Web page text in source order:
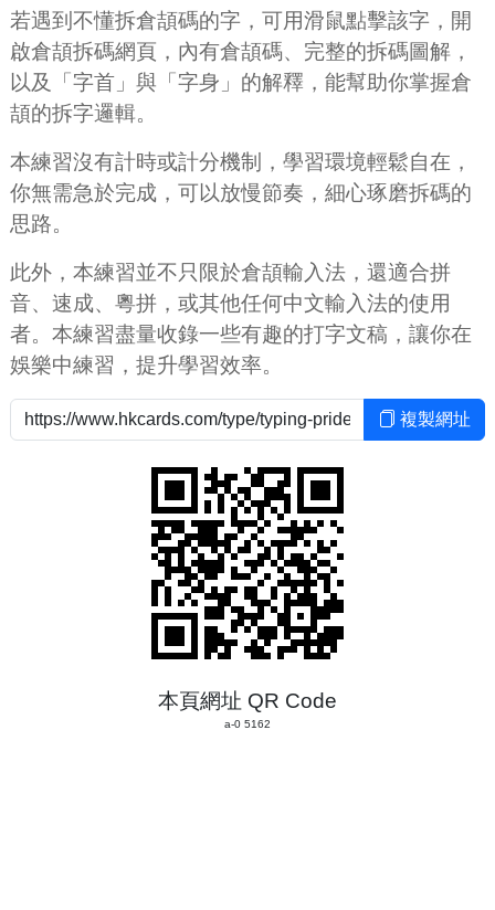
若遇到不懂拆倉頡碼的字，可用滑鼠點擊該字，開
啟倉頡拆碼網頁，內有倉頡碼、完整的拆碼圖解，
以及「字首」與「字身」的解釋，能幫助你掌握倉
頡的拆字邏輯。
本練習沒有計時或計分機制，學習環境輕鬆自在，
你無需急於完成，可以放慢節奏，細心琢磨拆碼的
思路。
此外，本練習並不只限於倉頡輸入法，還適合拼
音、速成、粵拼，或其他任何中文輸入法的使用
者。本練習盡量收錄一些有趣的打字文稿，讓你在
娛樂中練習，提升學習效率。
複製網址
本頁網址 QR Code
a-0 5162